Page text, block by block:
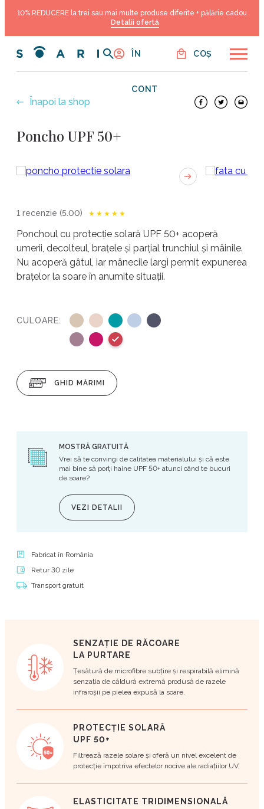
10% REDUCERE la trei sau mai multe produse diferite + pălărie cadou
Detalii ofertă
INTRĂ
ÎN
CONT
COȘ
Înapoi la shop
Poncho UPF 50+
1 recenzie (5.00) ★★★★★
Ponchoul cu protecție solară UPF 50+ acoperă
umerii, decolteul, brațele și parțial trunchiul și mâinile.
Nu acoperă gâtul, iar mânecile largi permit expunerea
brațelor la soare în anumite situații.
CULOARE
GHID MĂRIMI
MOSTRĂ GRATUITĂ
Vrei să te convingi de calitatea materialului și că este
mai bine să porți haine UPF 50+ atunci când te bucuri
de soare?
VEZI DETALII
Fabricat în România
Retur 30 zile
Transport gratuit
SENZAȚIE DE RĂCOARE
LA PURTARE
Țesătură de microfibre subțire și respirabilă elimină
senzația de căldură extremă produsă de razele
infraroșii pe pielea expusă la soare.
PROTECȚIE SOLARĂ
UPF 50+
Filtrează razele solare și oferă un nivel excelent de
protecție împotriva efectelor nocive ale radiațiilor UV.
ELASTICITATE TRIDIMENSIONALĂ